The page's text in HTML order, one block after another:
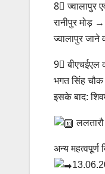
8⃣ ज्वालापुर
रानीपुर मोड़
ज्वालापुर
9⃣ बीएचईएल
भगत सिंह
इसके बाद:
अन्य महत्वपूर्ण